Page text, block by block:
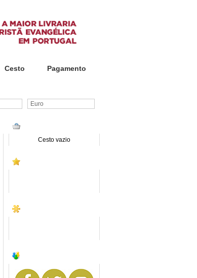
Cesto Pagamento
Euro
Cesto vazio